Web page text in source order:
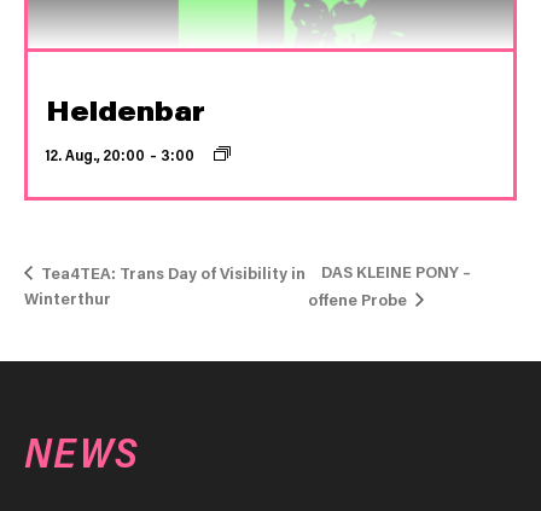
Heldenbar
12. Aug., 20:00 – 3:00
Tea4TEA: Trans Day of Visibility in
Winterthur
DAS KLEINE PONY –
offene Probe
NEWS